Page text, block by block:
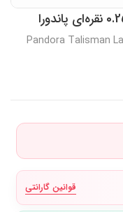
Pandora Talisman
قوانین گارانتی